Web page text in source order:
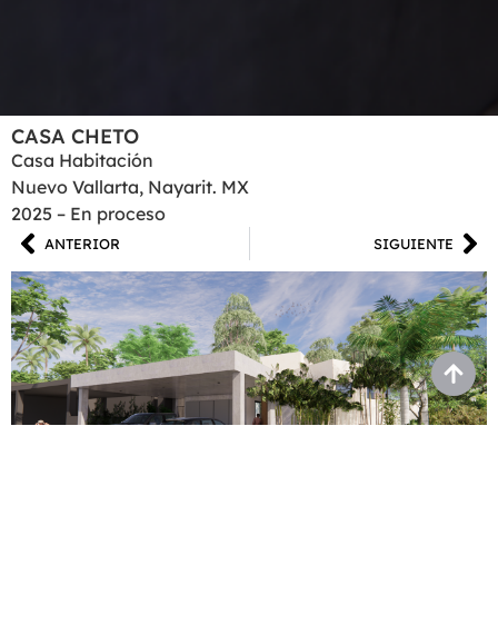
CASA CHETO
Casa Habitación
Nuevo Vallarta, Nayarit. MX
2025 – En proceso
ANTERIOR SIGUIENTE